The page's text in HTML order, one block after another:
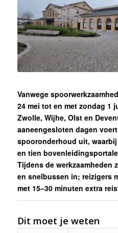
Vanwege
24 mei tot en met zondag 1
Zwolle, Wijhe, Olst en
aaneengesloten dagen
spooronderhoud uit,
en tien
Tijdens de werkzaamheden
en snelbussen in; reizigers
met 15–30 minuten extra
Dit moet je weten